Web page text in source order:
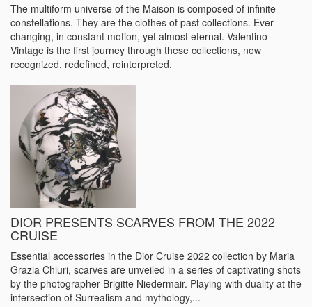
The multiform universe of the Maison is composed of infinite
constellations. They are the clothes of past collections. Ever-
changing, in constant motion, yet almost eternal. Valentino
Vintage is the first journey through these collections, now
recognized, redefined, reinterpreted.
DIOR PRESENTS SCARVES FROM THE 2022
CRUISE
Essential accessories in the Dior Cruise 2022 collection by Maria
Grazia Chiuri, scarves are unveiled in a series of captivating shots
by the photographer Brigitte Niedermair. Playing with duality at the
intersection of Surrealism and mythology,...